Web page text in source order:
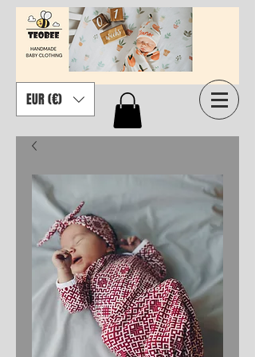
EUR (€)